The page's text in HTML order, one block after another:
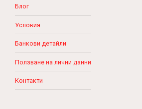
Блог
Условия
Банкови детайли
Ползване на лични данни
Контакти